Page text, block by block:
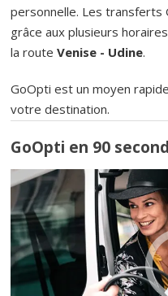
personnelle. Les transferts
grâce aux plusieurs
la routeVenise - Udine.
GoOpti est un moyen
votre destination.
GoOpti en 90